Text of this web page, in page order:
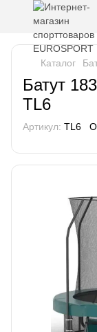
Каталог
Батут
TL6
Артикул: TL6